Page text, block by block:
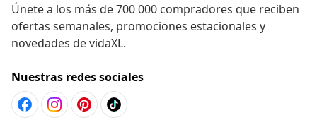
Únete a los más de 700 000 compradores que reciben
ofertas semanales, promociones estacionales y
novedades de vidaXL.
Nuestras redes sociales